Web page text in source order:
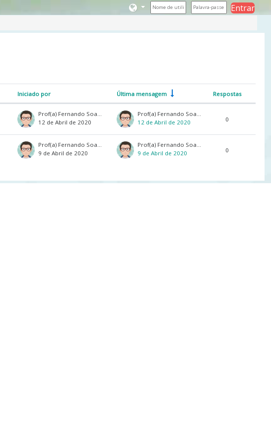
Entrar
Iniciado por Última mensagem
Respostas
Ações
Prof(a) Fernando Soares
12 de Abril de 2020
Prof(a) Fernando Soares
12 de Abril de 2020
0
Prof(a) Fernando Soares
9 de Abril de 2020
Prof(a) Fernando Soares
9 de Abril de 2020
0